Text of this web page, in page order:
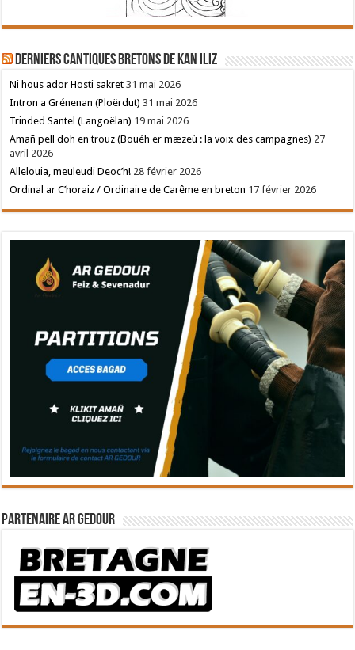
Derniers cantiques bretons de Kan Iliz
Ni hous ador Hosti sakret 31 mai 2026
Intron a Grénenan (Ploërdut) 31 mai 2026
Trinded Santel (Langoëlan) 19 mai 2026
Amañ pell doh en trouz (Bouéh er mæzeù : la voix des campagnes) 27
avril 2026
Allelouia, meuleudi Deoc’h! 28 février 2026
Ordinal ar C’horaiz / Ordinaire de Carême en breton 17 février 2026
Partenaire Ar Gedour